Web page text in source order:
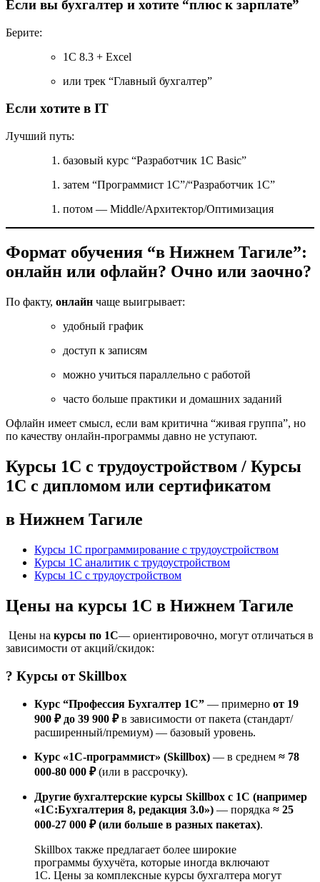
Если вы бухгалтер и хотите “плюс к зарплате”
Берите:
1С 8.3 + Excel
или трек “Главный бухгалтер”
Если хотите в IT
Лучший путь:
базовый курс “Разработчик 1С Basic”
затем “Программист 1С”/“Разработчик 1С”
потом — Middle/Архитектор/Оптимизация
Формат обучения “в Нижнем Тагиле”:
онлайн или офлайн? Очно или заочно?
По факту, онлайн чаще выигрывает:
удобный график
доступ к записям
можно учиться параллельно с работой
часто больше практики и домашних заданий
Офлайн имеет смысл, если вам критична “живая группа”, но
по качеству онлайн-программы давно не уступают.
Курсы 1С с трудоустройством / Курсы
1С с дипломом или сертификатом
в Нижнем Тагиле
Курсы 1С программирование с трудоустройством
Курсы 1С аналитик с трудоустройством
Курсы 1С с трудоустройством
Цены на курсы 1С в Нижнем Тагиле
Цены на курсы по 1С— ориентировочно, могут отличаться в
зависимости от акций/скидок:
? Курсы от Skillbox
Курс “Профессия Бухгалтер 1С” — примерно от 19
900 ₽ до 39 900 ₽в зависимости от пакета (стандарт/
расширенный/премиум) — базовый уровень.
Курс «1С-программист» (Skillbox) — в среднем ≈ 78
000-80 000 ₽(или в рассрочку).
Другие бухгалтерские курсы Skillbox с 1С (например
«1С:Бухгалтерия 8, редакция 3.0») — порядка ≈ 25
000-27 000 ₽ (или больше в разных пакетах).
Skillbox также предлагает более широкие
программы бухучёта, которые иногда включают
1С. Цены за комплексные курсы бухгалтера могут